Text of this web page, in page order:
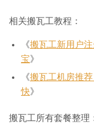
相关搬瓦工教程：
《搬瓦工新用户
宝》
《搬瓦工机房推
快》
搬瓦工所有套餐整理